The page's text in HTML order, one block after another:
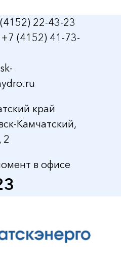
22-43-23
(4152) 41-73-
край
Камчатский,
2
в офисе